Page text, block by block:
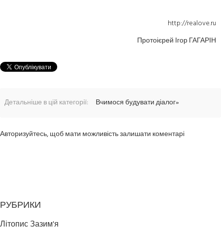
http://realove.ru
Протоієрей Ігор ГАГАРІН
Детальніше в цій категорії: Вчимося будувати діалог»
Авторизуйтесь, щоб мати можливість залишати коментарі
РУБРИКИ
Літопис Зазим'я